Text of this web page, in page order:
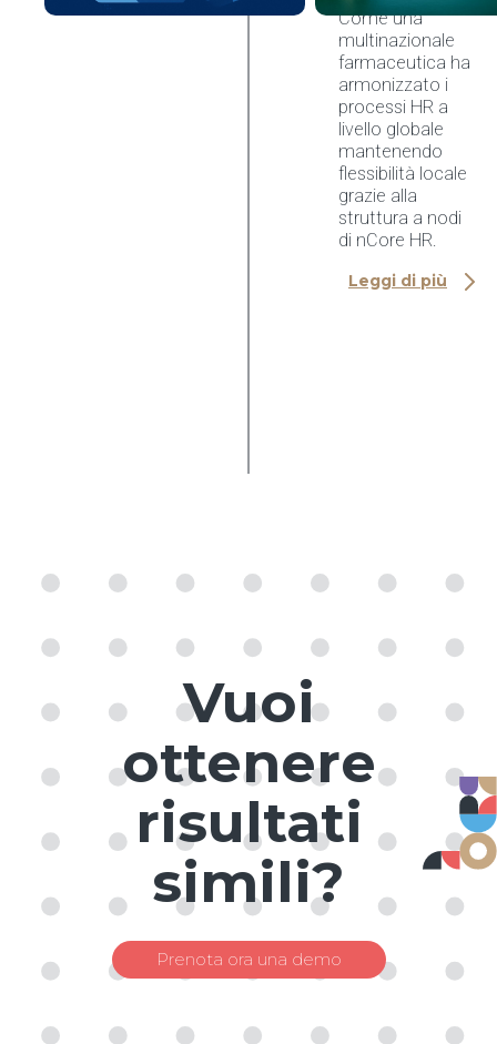
Come una
multinazionale
farmaceutica ha
armonizzato i
processi HR a
livello globale
mantenendo
flessibilità locale
grazie alla
struttura a nodi
di nCore HR.
Leggi di più
Vuoi
ottenere
risultati
simili?
Prenota ora una demo